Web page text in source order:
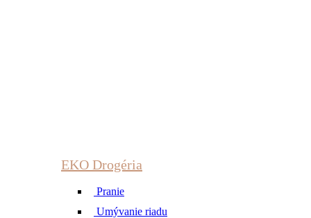
EKO Drogéria
Pranie
Umývanie riadu